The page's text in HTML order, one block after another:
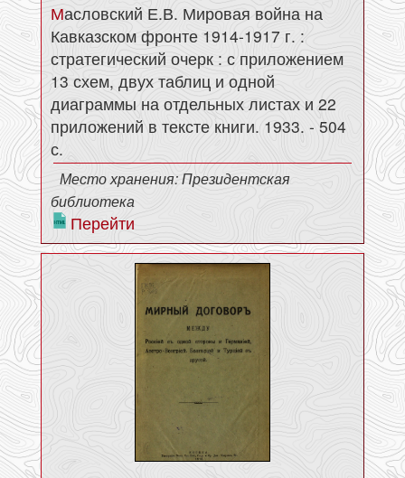
Масловский Е.В. Мировая война на
Кавказском фронте 1914-1917 г. :
стратегический очерк : с приложением
13 схем, двух таблиц и одной
диаграммы на отдельных листах и 22
приложений в тексте книги. 1933. - 504
с.
Место хранения: Президентская
библиотека
Перейти